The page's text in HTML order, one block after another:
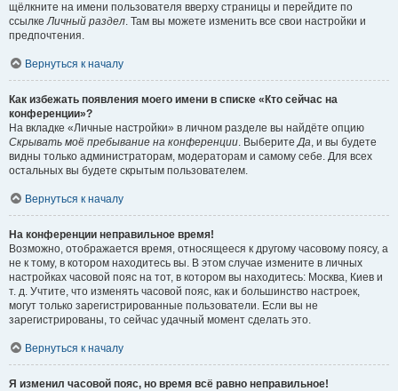
щёлкните на имени пользователя вверху страницы и перейдите по
ссылкеЛичный раздел. Там вы можете изменить все свои настройки и
предпочтения.
Вернуться к началу
Как избежать появления моего имени в списке «Кто сейчас на
конференции»?
На вкладке «Личные настройки» в личном разделе вы найдёте опцию
Скрывать моё пребывание на конференции. ВыберитеДа, и вы будете
видны только администраторам, модераторам и самому себе. Для всех
остальных вы будете скрытым пользователем.
Вернуться к началу
На конференции неправильное время!
Возможно, отображается время, относящееся к другому часовому поясу, а
не к тому, в котором находитесь вы. В этом случае измените в личных
настройках часовой пояс на тот, в котором вы находитесь: Москва, Киев и
т. д. Учтите, что изменять часовой пояс, как и большинство настроек,
могут только зарегистрированные пользователи. Если вы не
зарегистрированы, то сейчас удачный момент сделать это.
Вернуться к началу
Я изменил часовой пояс, но время всё равно неправильное!